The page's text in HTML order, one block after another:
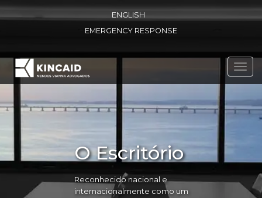
ENGLISH
EMERGENCY RESPONSE
O Escritório
Reconhecido nacional e
internacionalmente como um